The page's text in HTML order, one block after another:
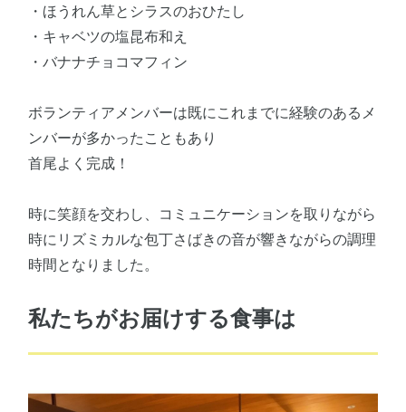
・ほうれん草とシラスのおひたし
・キャベツの塩昆布和え
・バナナチョコマフィン
ボランティアメンバーは既にこれまでに経験のあるメ
ンバーが多かったこともあり
首尾よく完成！
時に笑顔を交わし、コミュニケーションを取りながら
時にリズミカルな包丁さばきの音が響きながらの調理
時間となりました。
私たちがお届けする食事は